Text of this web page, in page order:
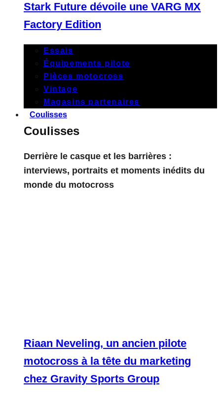
Stark Future dévoile une VARG MX
Factory Edition
Essais
Équipements pilote
Pièces motocross
Vintage
Magasins partenaires
Coulisses
Coulisses
Derrière le casque et les barrières :
interviews, portraits et moments inédits du
monde du motocross
Riaan Neveling, un ancien pilote
motocross à la tête du marketing
chez Gravity Sports Group